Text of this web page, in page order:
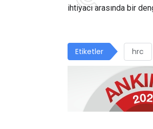
ihtiyacı arasında bir
Etiketler hrc